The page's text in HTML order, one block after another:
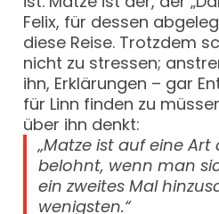
Felix, für dessen
diese Reise. Trotzdem
nicht zu stressen;
ihn, Erklärungen – gar
für Linn finden zu
über ihn denkt:
„Matze ist auf eine
belohnt, wenn man
ein zweites Mal
wenigsten.“